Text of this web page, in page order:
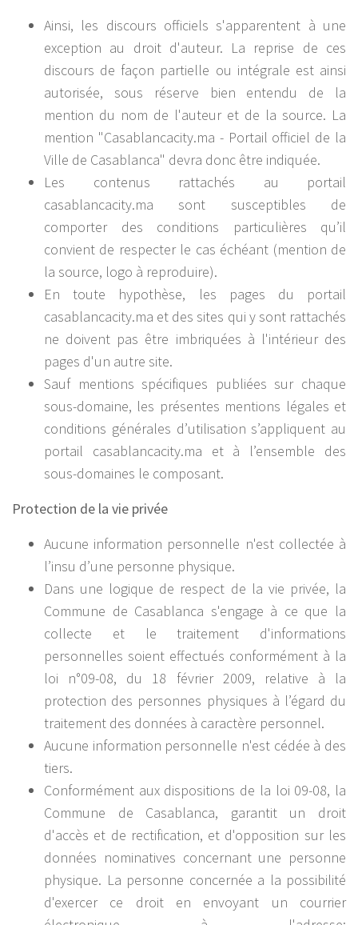
Ainsi, les discours officiels s'apparentent à une
exception au droit d'auteur. La reprise de ces
discours de façon partielle ou intégrale est ainsi
autorisée, sous réserve bien entendu de la
mention du nom de l'auteur et de la source. La
mention "Casablancacity.ma - Portail officiel de la
Ville de Casablanca" devra donc être indiquée.
Les contenus rattachés au portail
casablancacity.ma sont susceptibles de
comporter des conditions particulières qu’il
convient de respecter le cas échéant (mention de
la source, logo à reproduire).
En toute hypothèse, les pages du portail
casablancacity.ma et des sites qui y sont rattachés
ne doivent pas être imbriquées à l'intérieur des
pages d'un autre site.
Sauf mentions spécifiques publiées sur chaque
sous-domaine, les présentes mentions légales et
conditions générales d’utilisation s’appliquent au
portail casablancacity.ma et à l’ensemble des
sous-domaines le composant.
Protection de la vie privée
Aucune information personnelle n'est collectée à
l’insu d’une personne physique.
Dans une logique de respect de la vie privée, la
Commune de Casablanca s'engage à ce que la
collecte et le traitement d'informations
personnelles soient effectués conformément à la
loi n°09-08, du 18 février 2009, relative à la
protection des personnes physiques à l’égard du
traitement des données à caractère personnel.
Aucune information personnelle n'est cédée à des
tiers.
Conformément aux dispositions de la loi 09-08, la
Commune de Casablanca, garantit un droit
d'accès et de rectification, et d'opposition sur les
données nominatives concernant une personne
physique. La personne concernée a la possibilité
d'exercer ce droit en envoyant un courrier